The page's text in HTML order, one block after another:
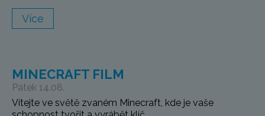
Více
MINECRAFT FILM
Pátek 14.08.
Vítejte ve světě zvaném Minecraft, kde je vaše